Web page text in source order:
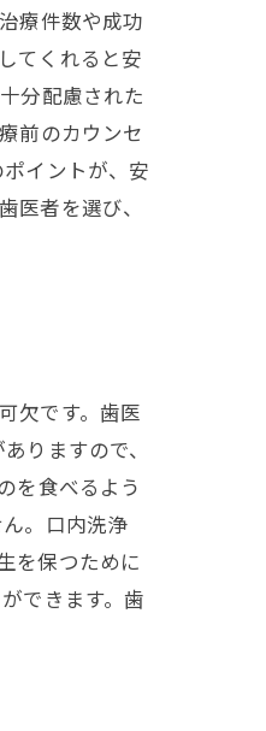
療件数や成功
てくれると安
分配慮された
前のカウンセ
イントが、安
者を選び、
欠です。歯医
りますので、
を食べるよう
。口内洗浄
を保つために
できます。歯